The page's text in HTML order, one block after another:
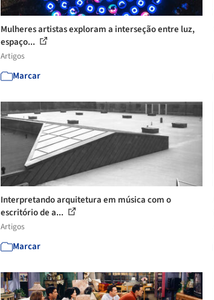
Mulheres artistas exploram a interseção entre luz,
espaço...
Artigos
Marcar
Interpretando arquitetura em música com o
escritório de a...
Artigos
Marcar